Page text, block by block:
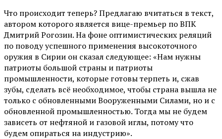
Что происходит теперь? Предлагаю вчитаться в текст,
автором которого является вице-премьер по ВПК
Дмитрий Рогозин. На фоне оптимистических реляций
по поводу успешного применения высокоточного
оружия в Сирии он сказал следующее: «Нам нужны
патриоты большой страны и патриоты
промышленности, которые готовы терпеть и, сжав
зубы, сделать всё необходимое, чтобы страна вышла не
только с обновленными Вооруженными Силами, но и с
обновленной промышленностью. Тогда мы не будем
зависеть от нефтяной и газовой иглы, потому что
будем опираться на индустрию».